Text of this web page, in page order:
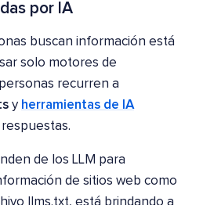
por IA
buscan información está
solo motores de
recurren a
y herramientas de IA
de los LLM para
de sitios web como
llms.txt, está brindando a